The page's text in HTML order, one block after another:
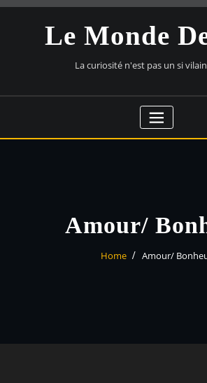
Skip
Le Monde
La curiosité n'est pas un si
Amour/
Home Amour/